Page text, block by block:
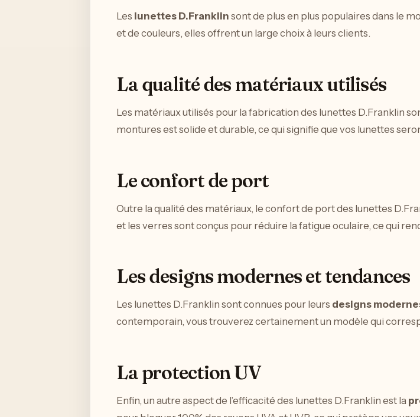
Les lunettes D.Franklin sont de plus en plus populaires dans le
et de couleurs, elles offrent un large choix à leurs clients.
La qualité des matériaux utilisés
Les matériaux utilisés pour la fabrication des lunettes D.Franklin
montures est solide et durable, ce qui signifie que vos lunettes
Le confort de port
Outre la qualité des matériaux, le confort de port des lunettes
et les verres sont conçus pour réduire la fatigue oculaire, ce qui
Les designs modernes et tendances
Les lunettes D.Franklin sont connues pour leurs designs
contemporain, vous trouverez certainement un modèle qui
La protection UV
Enfin, un autre aspect de l’efficacité des lunettes D.Franklin est la